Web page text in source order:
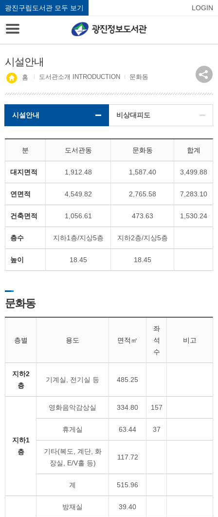
광진구립도서관 모두 보기 LOGIN
시설안내
홈 도서관소개 INTRODUCTION 문화동
시설안내 비상대피도
분 도서관동 문화동 합계
대지면적 1,912.48 1,587.40 3,499.88
연면적 4,549.82 2,765.58 7,283.10
건축면적 1,056.61 473.63 1,530.24
층수 지하1층/지상5층 지하2층/지상5층
높이 18.45 18.45
문화동
층별 용도 면적㎡
좌
석
수
비고
지하2
층
기계실, 전기실 등 485.25
지하1
층
영화음악감상실 334.80 157
휴게실 63.44 37
기타(복도, 계단, 화
장실, E/V홀 등)
117.72
계 515.96
방재실 39.40